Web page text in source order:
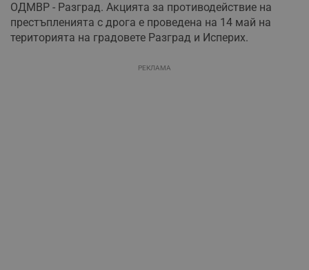
ОДМВР - Разград. Акцията за противодействие на
престъпленията с дрога е проведена на 14 май на
територията на градовете Разград и Исперих.
РЕКЛАМА